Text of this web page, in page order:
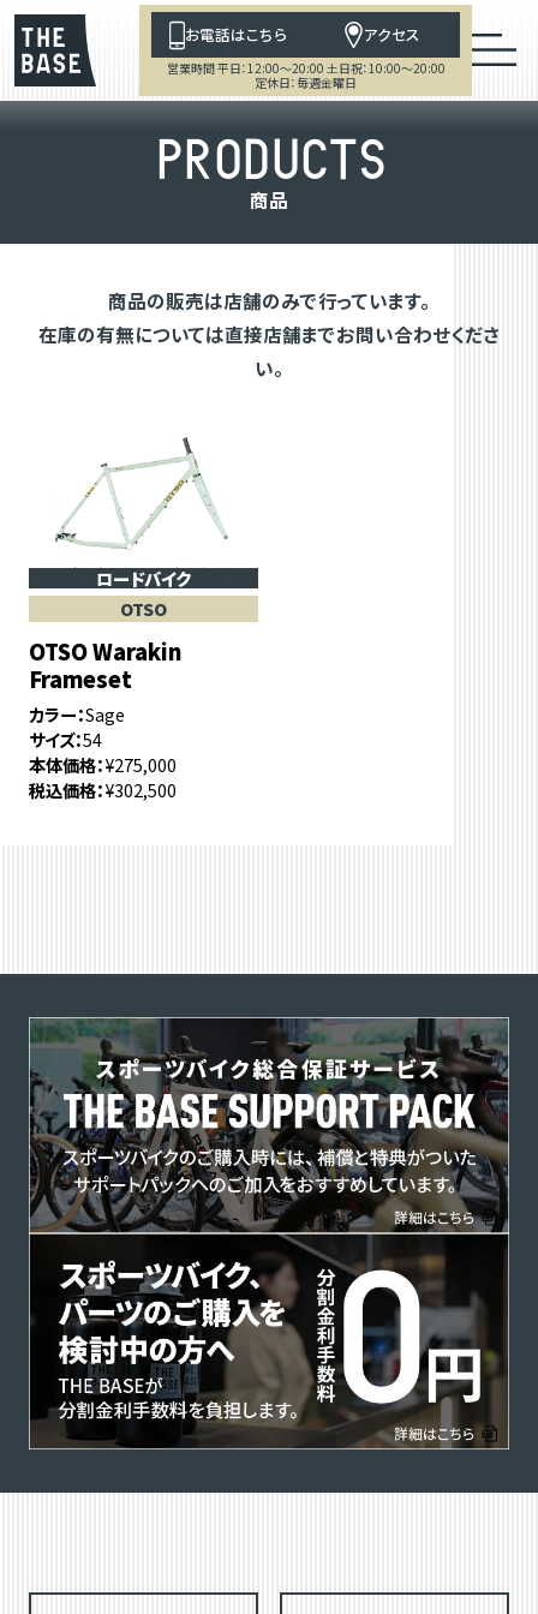
お電話はこちら アクセス
営業時間 平日：12:00～20:00 土日祝：10:00～20:00
定休日：毎週金曜日
PRODUCTS
商品
商品の販売は店舗のみで行っています。
在庫の有無については直接店舗までお問い合わせくださ
い。
ロードバイク
OTSO
OTSO Warakin
Frameset
カラー Sage
サイズ 54
本体価格 ¥275,000
税込価格 ¥302,500